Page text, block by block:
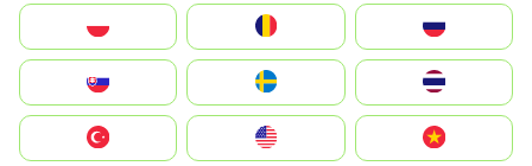
United States